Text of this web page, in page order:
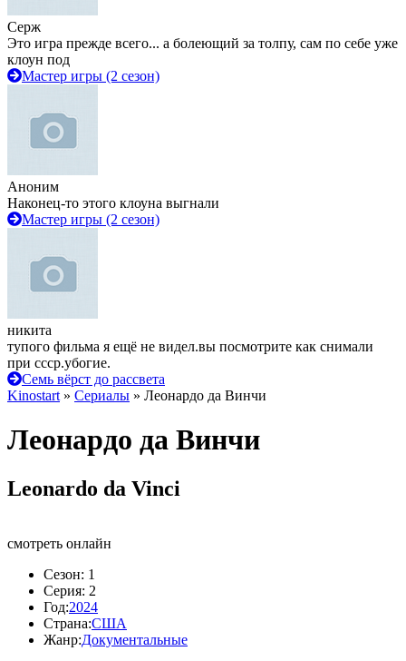
Серж
Это игра прежде всего... а болеющий за толпу, сам по себе уже
клоун под
Мастер игры (2 сезон)
Аноним
Наконец-то этого клоуна выгнали
Мастер игры (2 сезон)
никита
тупого фильма я ещё не видел.вы посмотрите как снимали
при ссср.убогие.
Семь вёрст до рассвета
Kinostart » Сериалы » Леонардо да Винчи
Леонардо да Винчи
Leonardo da Vinci
смотреть онлайн
Сезон: 1
Серия: 2
Год:2024
Страна:США
Жанр:Документальные